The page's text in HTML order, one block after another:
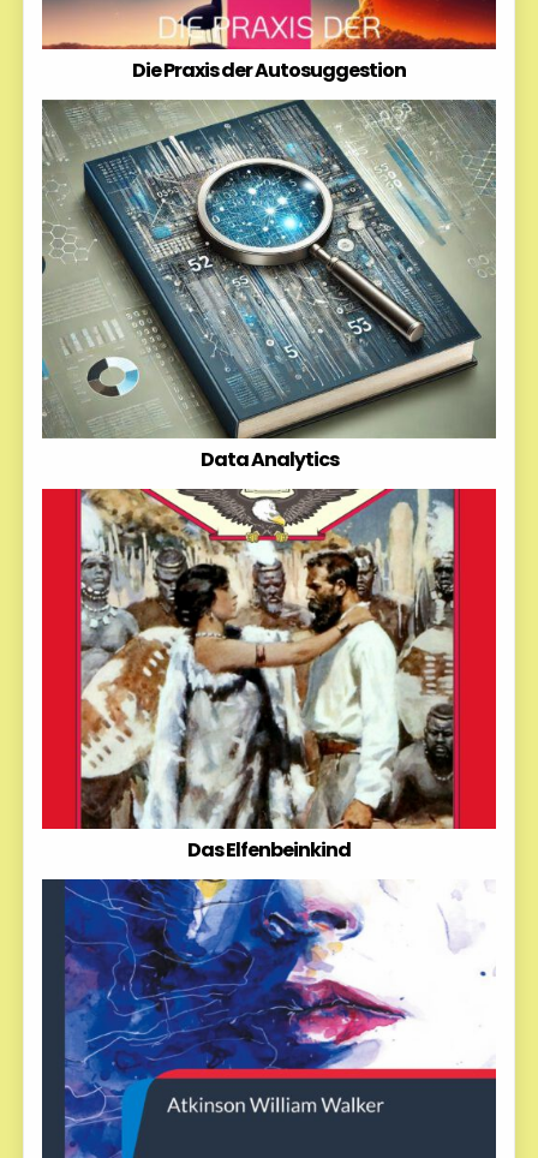
Die Praxis der Autosuggestion
Data Analytics
Das Elfenbeinkind